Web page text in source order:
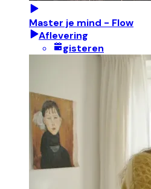
Master je mind - Flow
Aflevering
gisteren